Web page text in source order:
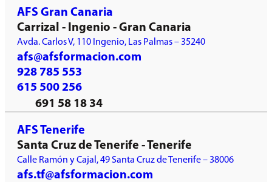
AFS Gran Canaria
Carrizal - Ingenio - Gran Canaria
Avda. Carlos V, 110 Ingenio, Las Palmas – 35240
afs@afsformacion.com
928 785 553
615 500 256
691 58 18 34
AFS Tenerife
Santa Cruz de Tenerife - Tenerife
Calle Ramón y Cajal, 49 Santa Cruz de Tenerife – 38006
afs.tf@afsformacion.com